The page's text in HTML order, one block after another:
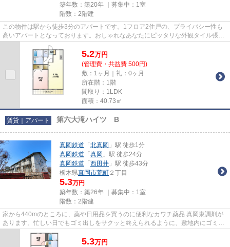
築年数：築20年 ｜募集中： 1室
階数：2階建
この物件は駅から徒歩3分のアパートです。1フロア2住戸の、プライバシー性も
高いアパートとなっております。おしゃれなあなたにピッタリな外観タイル張り
のアパートです。当社イチオシ...
5.2万円
(管理費・共益費 500円)
敷：1ヶ月｜礼：0ヶ月
所在階：1階
間取り：1LDK
面積：40.73㎡
賃貸｜アパート 第六大滝ハイツ B
真岡鉄道 「 北真岡 」駅 徒歩1分
真岡鉄道 「 真岡 」駅 徒歩24分
真岡鉄道 「 西田井 」駅 徒歩43分
栃木県真岡市荒町 ２丁目
5.3万円
築年数：築26年 ｜募集中： 1室
階数：2階建
家から440mのところに、薬や日用品を買うのに便利なカワチ薬品 真岡東調剤が
あります。忙しい日でもゴミ出しをサクッと終えられるように、敷地内にゴミ置
き場を設置しています。1フロ...
5.3万円